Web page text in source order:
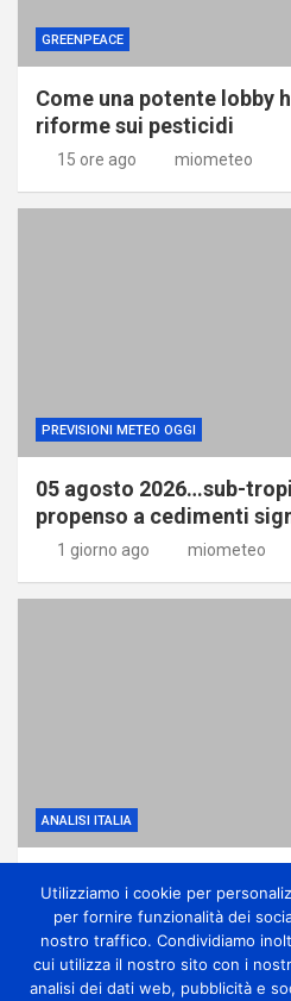
GREENPEACE
Come una potente lobby
riforme sui pesticidi
15 ore ago miometeo
PREVISIONI METEO OGGI
05 agosto 2026…sub-
propenso a cedimenti
1 giorno ago miometeo
ANALISI ITALIA
qualche temporale di
1 giorno ago miometeo
Utilizziamo i cookie per
per fornire funzionalità dei
nostro traffico. Condividiamo
cui utilizza il nostro sito con i
analisi dei dati web, pubblicità e